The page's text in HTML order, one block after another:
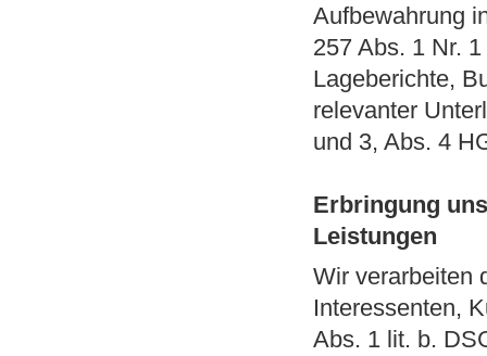
Aufbewahrung
257 Abs. 1 Nr.
Lageberichte,
relevanter
und 3, Abs. 4
Erbringung
Leistungen
Wir verarbeiten
Interessenten,
Abs. 1 lit. b.